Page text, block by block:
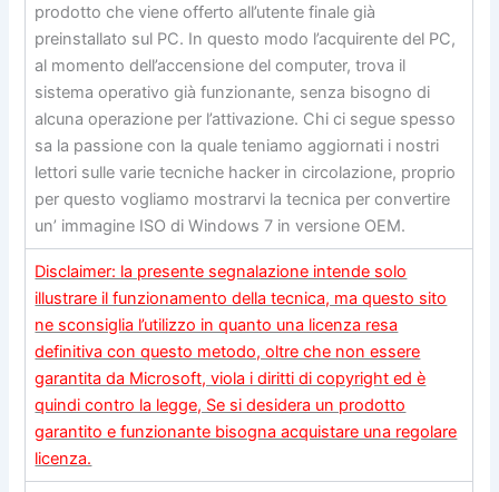
prodotto che viene offerto all’utente finale già
preinstallato sul PC. In questo modo l’acquirente del PC,
al momento dell’accensione del computer, trova il
sistema operativo già funzionante, senza bisogno di
alcuna operazione per l’attivazione. Chi ci segue spesso
sa la passione con la quale teniamo aggiornati i nostri
lettori sulle varie tecniche hacker in circolazione, proprio
per questo vogliamo mostrarvi la tecnica per convertire
un’ immagine ISO di Windows 7 in versione OEM.
Disclaimer: la presente segnalazione intende solo
illustrare il funzionamento della tecnica, ma questo sito
ne sconsiglia l’utilizzo in quanto una licenza resa
definitiva con questo metodo, oltre che non essere
garantita da Microsoft, viola i diritti di copyright ed è
quindi contro la legge, Se si desidera un prodotto
garantito e funzionante bisogna acquistare una regolare
licenza.